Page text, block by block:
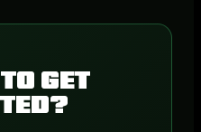
to get